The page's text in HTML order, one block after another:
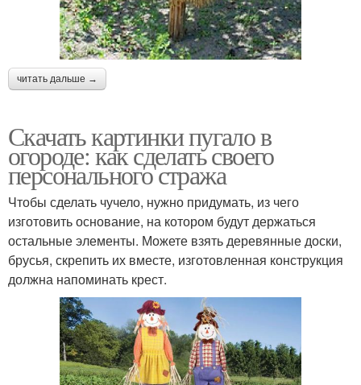
читать дальше →
Скачать картинки пугало в
огороде: как сделать своего
персонального стража
Чтобы сделать чучело, нужно придумать, из чего
изготовить основание, на котором будут держаться
остальные элементы. Можете взять деревянные доски,
брусья, скрепить их вместе, изготовленная конструкция
должна напоминать крест.